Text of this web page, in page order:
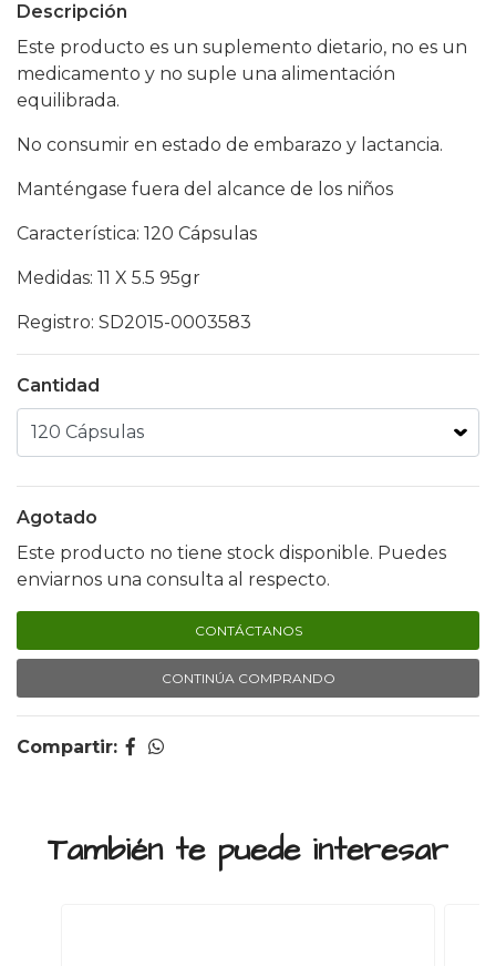
Descripción
Este producto es un suplemento dietario, no es un
medicamento y no suple una alimentación
equilibrada.
No consumir en estado de embarazo y lactancia.
Manténgase fuera del alcance de los niños
Característica: 120 Cápsulas
Medidas: 11 X 5.5 95gr
Registro: SD2015-0003583
Cantidad
Agotado
Este producto no tiene stock disponible. Puedes
enviarnos una consulta al respecto.
CONTÁCTANOS
CONTINÚA COMPRANDO
Compartir:
También te puede interesar